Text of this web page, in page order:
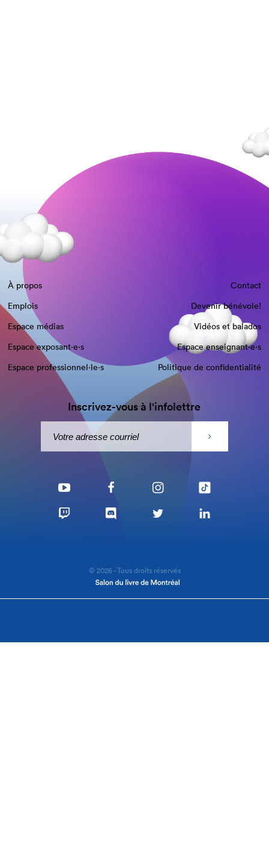
À propos
Contact
Emplois
Devenir bénévole!
Espace médias
Vidéos et balados
Espace exposant·e⋅s
Espace enseignant·e⋅s
Espace professionnel·le⋅s
Politique de confidentialité
Inscrivez-vous à l'infolettre
© 2026 - Tous droits réservés